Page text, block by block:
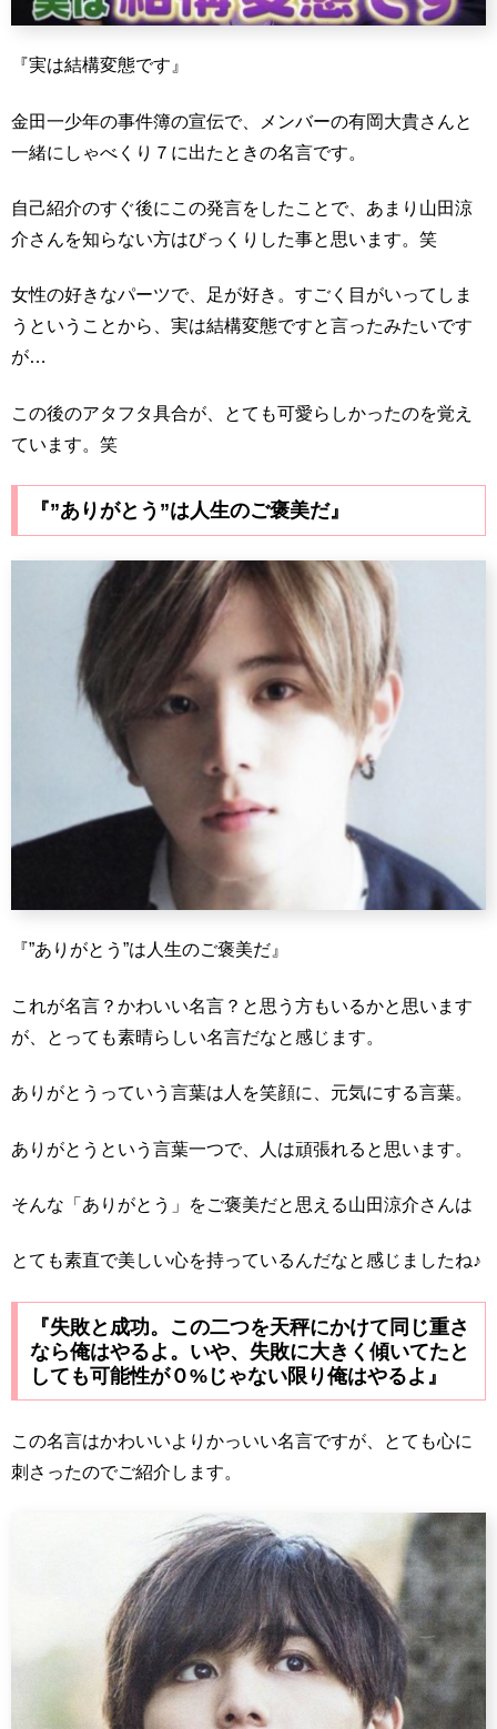
『実は結構変態です』
金田一少年の事件簿の宣伝で、メンバーの有岡大貴さんと
一緒にしゃべくり７に出たときの名言です。
自己紹介のすぐ後にこの発言をしたことで、あまり山田涼
介さんを知らない方はびっくりした事と思います。笑
女性の好きなパーツで、足が好き。すごく目がいってしま
うということから、実は結構変態ですと言ったみたいです
が…
この後のアタフタ具合が、とても可愛らしかったのを覚え
ています。笑
『”ありがとう”は人生のご褒美だ』
『”ありがとう”は人生のご褒美だ』
これが名言？かわいい名言？と思う方もいるかと思います
が、とっても素晴らしい名言だなと感じます。
ありがとうっていう言葉は人を笑顔に、元気にする言葉。
ありがとうという言葉一つで、人は頑張れると思います。
そんな「ありがとう」をご褒美だと思える山田涼介さんは
とても素直で美しい心を持っているんだなと感じましたね♪
『失敗と成功。この二つを天秤にかけて同じ重さ
なら俺はやるよ。いや、失敗に大きく傾いてたと
しても可能性が０%じゃない限り俺はやるよ』
この名言はかわいいよりかっいい名言ですが、とても心に
刺さったのでご紹介します。